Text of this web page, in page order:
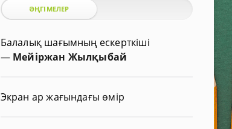
ӘҢГІМЕЛЕР
Балалық шағымның ескерткіші
— Мейіржан Жылқыбай
Экран ар жағындағы өмір